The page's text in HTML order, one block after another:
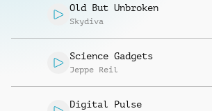
Old But Unbroken
Skydiva
Science Gadgets
Jeppe Reil
Digital Pulse